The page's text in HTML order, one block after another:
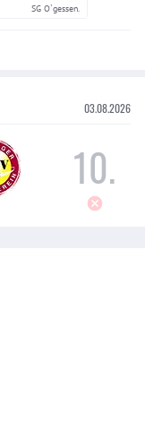
SG O`gessen.
03.08.2026
10.